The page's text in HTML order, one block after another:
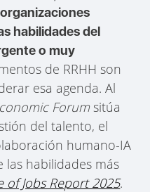
habilidades del
o muy
de RRHH son
esa agenda. Al
Forumsitúa
del talento, el
humano-IA
las habilidades más
of Jobs Report 2025.